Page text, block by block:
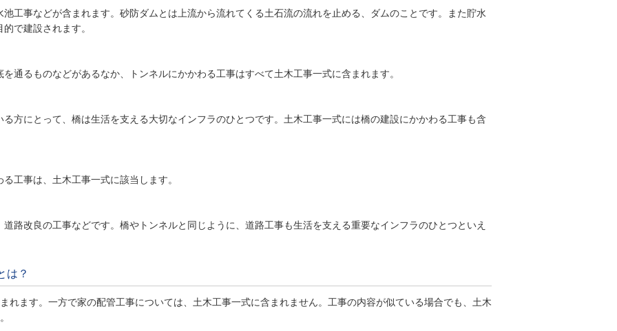
工事などが含まれます。砂防ダムとは上流から流れてくる土石流の流れを止める、ダムのことです。また貯水
で建設されます。
通るものなどがあるなか、トンネルにかかわる工事はすべて土木工事一式に含まれます。
方にとって、橋は生活を支える大切なインフラのひとつです。土木工事一式には橋の建設にかかわる工事も含
工事は、土木工事一式に該当します。
路改良の工事などです。橋やトンネルと同じように、道路工事も生活を支える重要なインフラのひとつといえ
は？
れます。一方で家の配管工事については、土木工事一式に含まれません。工事の内容が似ている場合でも、土木